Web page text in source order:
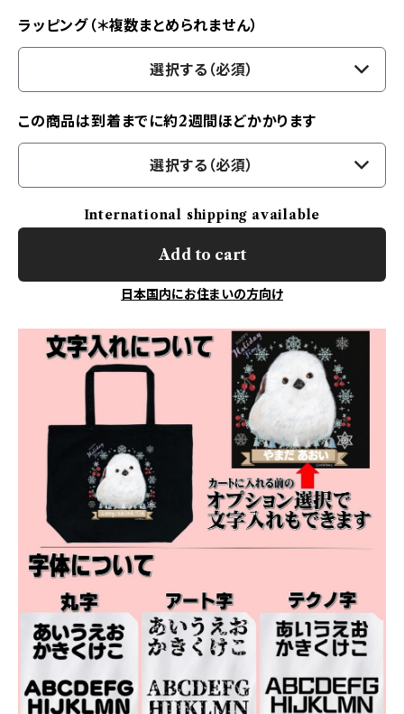
ラッピング（＊複数まとめられません）
選択する（必須）
この商品は到着までに約2週間ほどかかります
選択する（必須）
International shipping available
Add to cart
日本国内にお住まいの方向け